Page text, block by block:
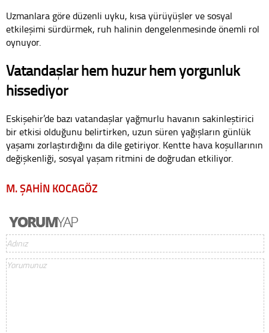
Uzmanlara göre düzenli uyku, kısa yürüyüşler ve sosyal
etkileşimi sürdürmek, ruh halinin dengelenmesinde önemli rol
oynuyor.
Vatandaşlar hem huzur hem yorgunluk
hissediyor
Eskişehir’de bazı vatandaşlar yağmurlu havanın sakinleştirici
bir etkisi olduğunu belirtirken, uzun süren yağışların günlük
yaşamı zorlaştırdığını da dile getiriyor. Kentte hava koşullarının
değişkenliği, sosyal yaşam ritmini de doğrudan etkiliyor.
M. ŞAHİN KOCAGÖZ